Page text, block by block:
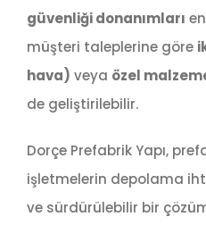
güvenliği donanımları
müşteri taleplerine göre
hava) veya özel
de geliştirilebilir.
Dorçe Prefabrik Yapı,
işletmelerin depolama
ve sürdürülebilir bir